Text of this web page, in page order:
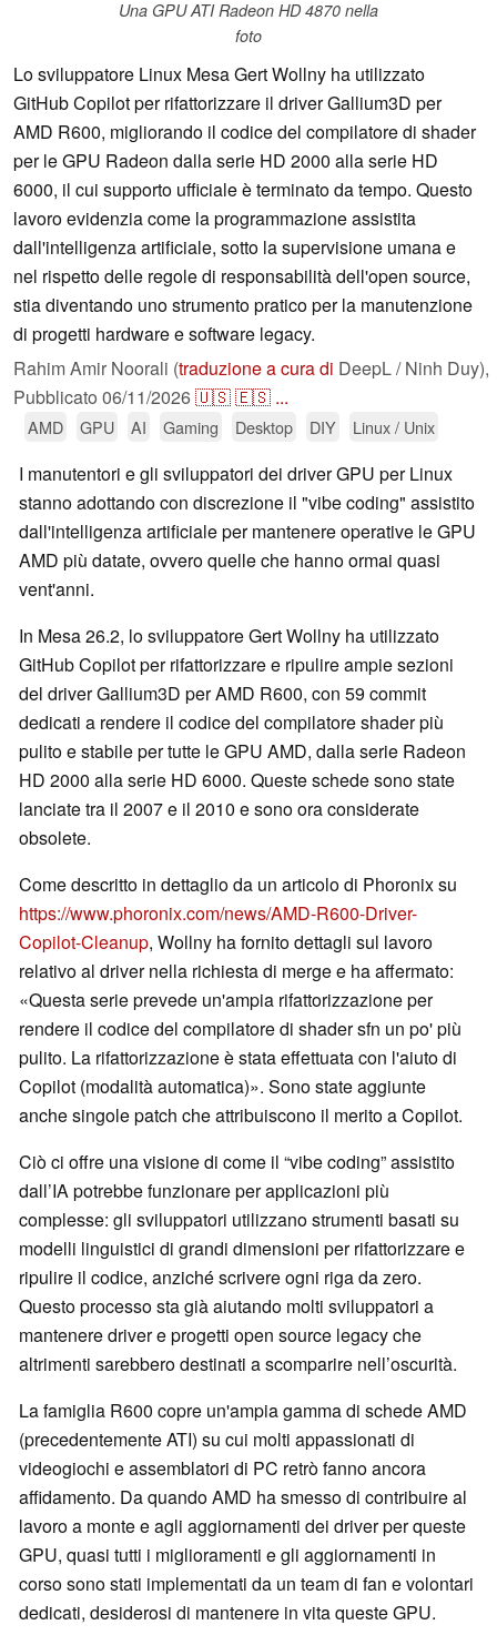
Una GPU ATI Radeon HD 4870 nella
foto
Lo sviluppatore Linux Mesa Gert Wollny ha utilizzato
GitHub Copilot per rifattorizzare il driver Gallium3D per
AMD R600, migliorando il codice del compilatore di shader
per le GPU Radeon dalla serie HD 2000 alla serie HD
6000, il cui supporto ufficiale è terminato da tempo. Questo
lavoro evidenzia come la programmazione assistita
dall'intelligenza artificiale, sotto la supervisione umana e
nel rispetto delle regole di responsabilità dell'open source,
stia diventando uno strumento pratico per la manutenzione
di progetti hardware e software legacy.
Rahim Amir Noorali (traduzione a cura di DeepL / Ninh Duy),
Pubblicato 06/11/2026🇺🇸🇪🇸 ...
AMD GPU AI Gaming Desktop DIY Linux / Unix
I manutentori e gli sviluppatori dei driver GPU per Linux
stanno adottando con discrezione il "vibe coding" assistito
dall'intelligenza artificiale per mantenere operative le GPU
AMD più datate, ovvero quelle che hanno ormai quasi
vent'anni.
In Mesa 26.2, lo sviluppatore Gert Wollny ha utilizzato
GitHub Copilot per rifattorizzare e ripulire ampie sezioni
del driver Gallium3D per AMD R600, con 59 commit
dedicati a rendere il codice del compilatore shader più
pulito e stabile per tutte le GPU AMD, dalla serie Radeon
HD 2000 alla serie HD 6000. Queste schede sono state
lanciate tra il 2007 e il 2010 e sono ora considerate
obsolete.
Come descritto in dettaglio da un articolo di Phoronix su
https://www.phoronix.com/news/AMD-R600-Driver-
Copilot-Cleanup, Wollny ha fornito dettagli sul lavoro
relativo al driver nella richiesta di merge e ha affermato:
«Questa serie prevede un'ampia rifattorizzazione per
rendere il codice del compilatore di shader sfn un po' più
pulito. La rifattorizzazione è stata effettuata con l'aiuto di
Copilot (modalità automatica)». Sono state aggiunte
anche singole patch che attribuiscono il merito a Copilot.
Ciò ci offre una visione di come il “vibe coding” assistito
dall’IA potrebbe funzionare per applicazioni più
complesse: gli sviluppatori utilizzano strumenti basati su
modelli linguistici di grandi dimensioni per rifattorizzare e
ripulire il codice, anziché scrivere ogni riga da zero.
Questo processo sta già aiutando molti sviluppatori a
mantenere driver e progetti open source legacy che
altrimenti sarebbero destinati a scomparire nell’oscurità.
La famiglia R600 copre un'ampia gamma di schede AMD
(precedentemente ATI) su cui molti appassionati di
videogiochi e assemblatori di PC retrò fanno ancora
affidamento. Da quando AMD ha smesso di contribuire al
lavoro a monte e agli aggiornamenti dei driver per queste
GPU, quasi tutti i miglioramenti e gli aggiornamenti in
corso sono stati implementati da un team di fan e volontari
dedicati, desiderosi di mantenere in vita queste GPU.